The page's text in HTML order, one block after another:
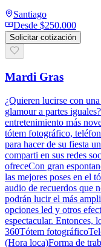
Santiago
Desde $250.000
Solicitar cotización
Mardi Gras
¿Quieren lucirse con
glamour a partes
entretenimiento más
tótem fotográfico,
para hacer de su fiesta
comparti en sus redes
ofreceCon gran
las mejores poses en el
audio de recuerdos que
podrán lucir el más
opciones led y otros
espectacular. Entonces,
360Tótem
(Hora loca)Forma de